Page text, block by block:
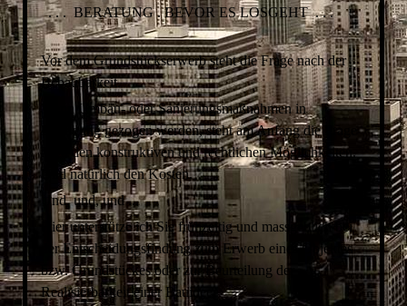
. . . BERATUNG . BEVOR ES LOSGEHT . . .
Vor dem Grundstückserwerb steht die Frage nach der
Bebaubarkeit.
Wenn Umbau- oder Sanierungsmaßnahmen in
Erwägung gezogen werden, steht am Anfang die Frage
nach den konstruktiven und rechtlichen Möglichkeiten.
Und natürlich den Kosten.
Und, und, und ...
Hier unterstütze ich Sie frühzeitig und massgeblich bei
der Entscheidungsfindung zum Erwerb eines Objektes
bzw. Grundstückes oder zur Beurteilung der
Realisierbarkeit einer Bauidee.